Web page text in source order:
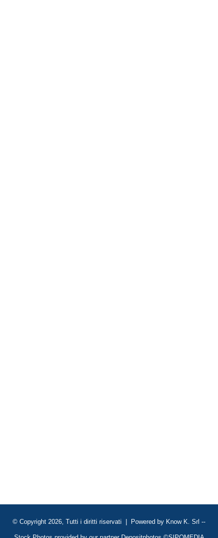
© Copyright 2026, Tutti i diritti riservati | Powered by Know K. Srl --